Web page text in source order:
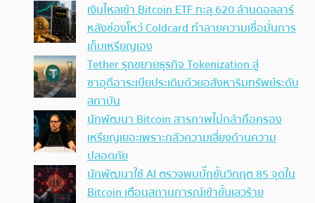
เงินไหลเข้า Bitcoin ETF ทะลุ 620 ล้านดอลลาร์
หลังช่องโหว่ Coldcard ทำลายความเชื่อมั่นการ
เก็บเหรียญเอง
Tether รุกขยายธุรกิจ Tokenization สู่
ซาอุดีอาระเบียประเดิมด้วยอสังหาริมทรัพย์ระดับ
สถาบัน
นักพัฒนา Bitcoin สารภาพไม่กล้าถือครอง
เหรียญเยอะเพราะกลัวความเสี่ยงด้านความ
ปลอดภัย
นักพัฒนาใช้ AI ตรวจพบบั๊กขั้นวิกฤต 85 จุดใน
Bitcoin เตือนสถานการณ์เข้าขั้นเลวร้าย